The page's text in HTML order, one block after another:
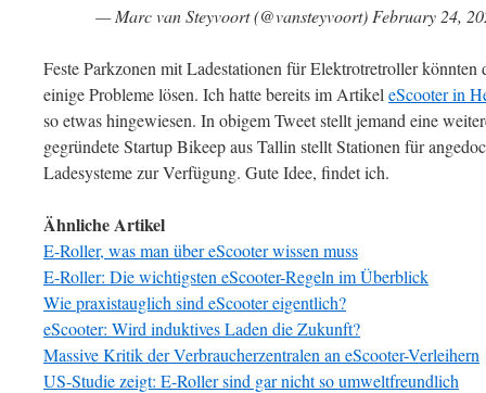
— Marc van Steyvoort (@vansteyvoort) February 24,
Feste Parkzonen mit Ladestationen für Elektrotretroller könnten
einige Probleme lösen. Ich hatte bereits im Artikel eScooter in
so etwas hingewiesen. In obigem Tweet stellt jemand eine
gegründete Startup Bikeep aus Tallin stellt Stationen für
Ladesysteme zur Verfügung. Gute Idee, findet ich.
Ähnliche Artikel
E-Roller, was man über eScooter wissen muss
E-Roller: Die wichtigsten eScooter-Regeln im Überblick
Wie praxistauglich sind eScooter eigentlich?
eScooter: Wird induktives Laden die Zukunft?
Massive Kritik der Verbraucherzentralen an eScooter-Verleihern
US-Studie zeigt: E-Roller sind gar nicht so umweltfreundlich